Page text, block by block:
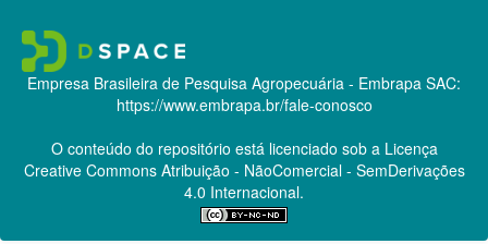
Empresa Brasileira de Pesquisa Agropecuária - Embrapa SAC:
https://www.embrapa.br/fale-conosco
O conteúdo do repositório está licenciado sob a Licença
Creative CommonsAtribuição - NãoComercial - SemDerivações
4.0 Internacional.